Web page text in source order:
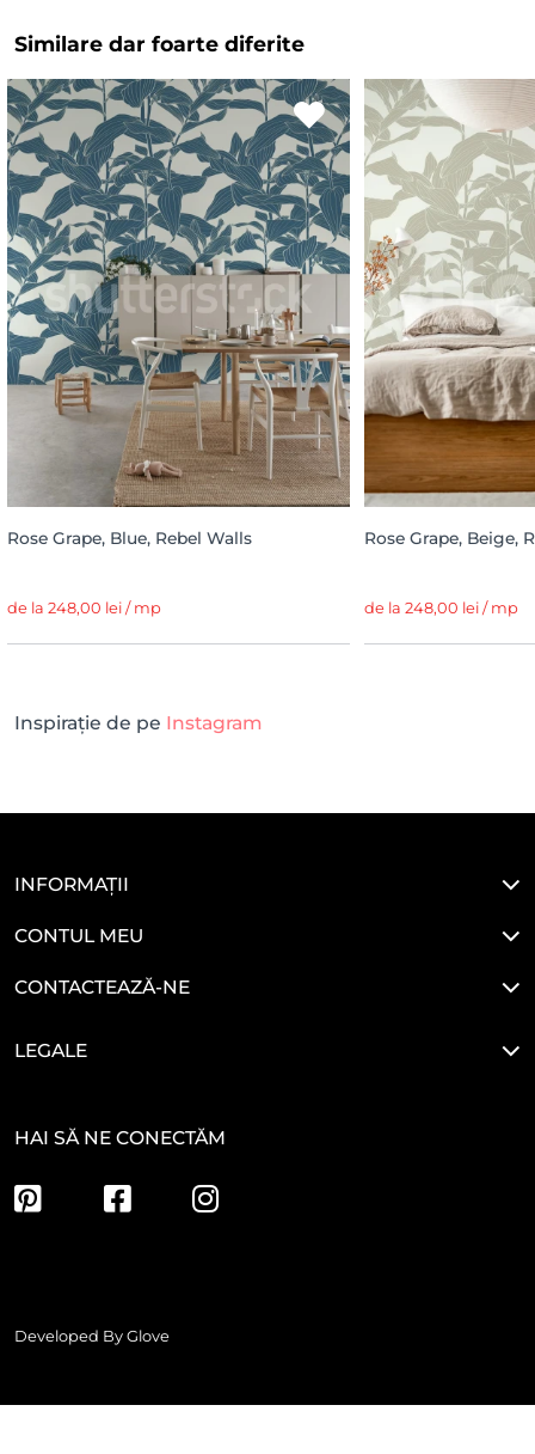
Similare dar foarte diferite
Rose Grape, Blue, Rebel Walls
de la 248,00 lei / mp
Rose Grape, Beige,
de la 248,00 lei / mp
Inspirație de pe Instagram
INFORMAȚII
CONTUL MEU
CONTACTEAZĂ-NE
LEGALE
HAI SĂ NE CONECTĂM
Developed By Glove